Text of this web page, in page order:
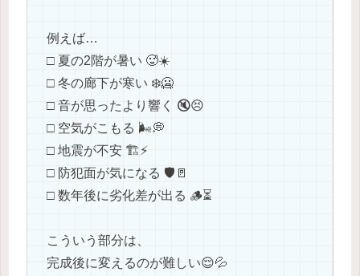
例えば…
□ 夏の2階が暑い 🥵☀️
□ 冬の廊下が寒い ❄️🥶
□ 音が思ったより響く 🔇😣
□ 空気がこもる 🌬️💭
□ 地震が不安 🏗️⚡️
□ 防犯面が気になる 🛡️🚪
□ 数年後に劣化差が出る 🪵⏳
こういう部分は、
完成後に変えるのが難しい😌💦